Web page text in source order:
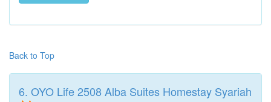
Back to Top
6. OYO Life 2508 Alba Suites Homestay Syariah